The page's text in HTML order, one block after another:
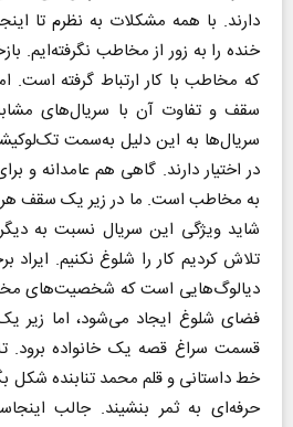
دارند. با همه مشکلات به نظرم تا
خنده را به زور از مخاطب نگرفته‌ایم.
که مخاطب با کار ارتباط گرفته است.
سقف و تفاوت آن با سریال‌های
سریال‌ها به این دلیل به‌سمت
در اختیار دارند. گاهی هم عامدانه و
به مخاطب است. ما در زیر یک سقف هر
شاید ویژگی این سریال نسبت به
تلاش کردیم کار را شلوغ نکنیم. ایراد
دیالوگ‌هایی است که شخصیت‌های
فضای شلوغ ایجاد می‌شود، اما زیر
قسمت سراغ قصه یک خانواده برود.
خط داستانی و قلم محمد تنابنده شکل
حرفه‌ای به ثمر بنشیند. جالب